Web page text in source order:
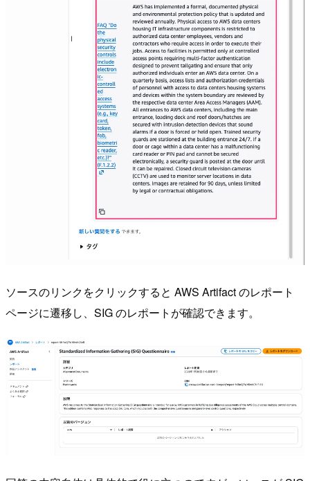
ソースのリンクをクリックすると AWS Artifact のレポート
ページに遷移し、SIG のレポートが確認できます。